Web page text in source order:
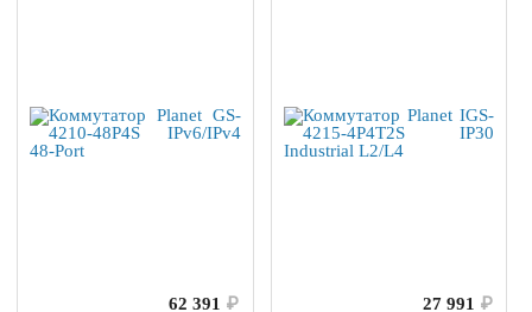
62 391 ₽
27 991 ₽